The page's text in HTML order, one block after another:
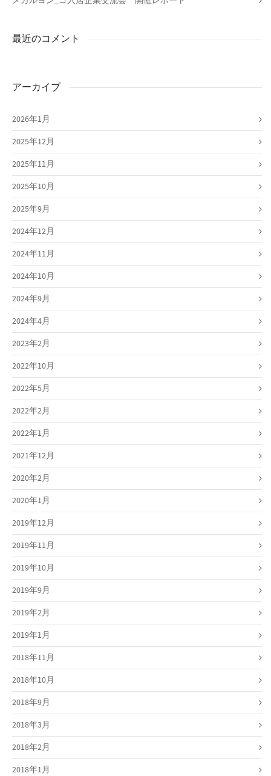
最近のコメント
アーカイブ
2026年1月
2025年12月
2025年11月
2025年10月
2025年9月
2024年12月
2024年11月
2024年10月
2024年9月
2024年4月
2023年2月
2022年10月
2022年5月
2022年2月
2022年1月
2021年12月
2020年2月
2020年1月
2019年12月
2019年11月
2019年10月
2019年9月
2019年2月
2019年1月
2018年11月
2018年10月
2018年9月
2018年3月
2018年2月
2018年1月